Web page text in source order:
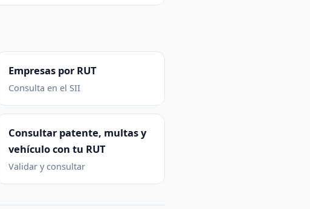
Empresas por RUT
Consulta en el SII
Consultar patente, multas y
vehículo con tu RUT
Validar y consultar